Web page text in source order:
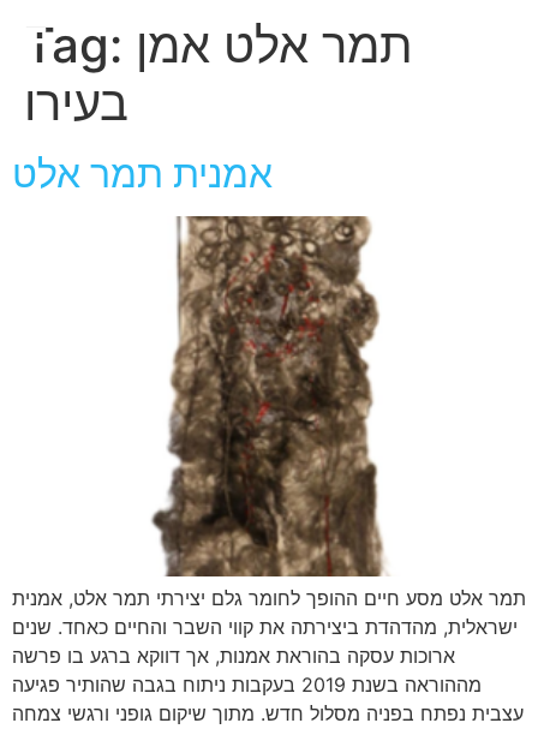
Tag: תמר אלט אמן
בעירו
אמנית תמר אלט
תמר אלט מסע חיים ההופך לחומר גלם יצירתי תמר אלט, אמנית
ישראלית, מהדהדת ביצירתה את קווי השבר והחיים כאחד. שנים
ארוכות עסקה בהוראת אמנות, אך דווקא ברגע בו פרשה
מההוראה בשנת 2019 בעקבות ניתוח בגבה שהותיר פגיעה
עצבית נפתח בפניה מסלול חדש. מתוך שיקום גופני ורגשי צמחה